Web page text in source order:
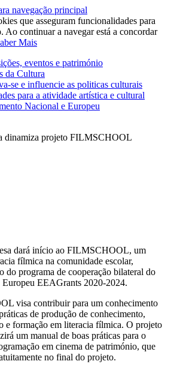
navegação principal
que asseguram funcionalidades para
Ao continuar a navegar está a concordar
Mais
eventos e património
da Cultura
se e influencie as politicas culturais
para a atividade artística e cultural
Nacional e Europeu
dinamiza projeto FILMSCHOOL
dará início ao FILMSCHOOL, um
fílmica na comunidade escolar,
do programa de cooperação bilateral do
EEAGrants 2020-2024.
visa contribuir para um conhecimento
de produção de conhecimento,
e formação em literacia fílmica. O projeto
um manual de boas práticas para o
em cinema de património, que
no final do projeto.